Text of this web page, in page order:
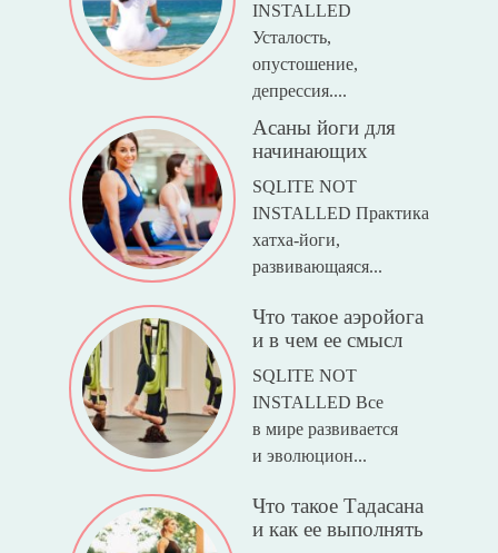
INSTALLED
Усталость,
опустошение,
депрессия....
Асаны йоги для
начинающих
SQLITE NOT
INSTALLED Практика
хатха-йоги,
развивающаяся...
Что такое аэройога
и в чем ее смысл
SQLITE NOT
INSTALLED Все
в мире развивается
и эволюцион...
Что такое Тадасана
и как ее выполнять